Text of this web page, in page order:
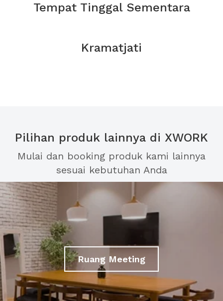
Tempat Tinggal Sementara
Kramatjati
Pilihan produk lainnya di XWORK
Mulai dan booking produk kami lainnya
sesuai kebutuhan Anda
Ruang Meeting